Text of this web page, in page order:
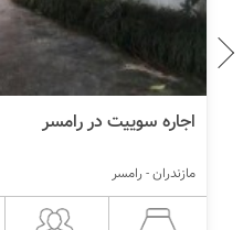
اجاره سوییت در رامسر
مازندران - رامسر